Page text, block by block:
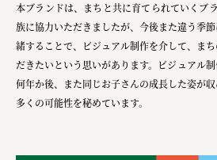
本ブランドは、まちと共に育てられていくブ
族に協力いただきましたが、今後また違う季
緒することで、ビジュアル制作を介して、ま
だきたいという思いがあります。ビジュアル制
何年か後、また同じお子さんの成長した姿が収
多くの可能性を秘めています。